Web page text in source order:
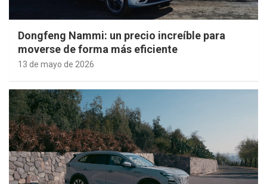
Dongfeng Nammi: un precio increíble para
moverse de forma más eficiente
13 de mayo de 2026